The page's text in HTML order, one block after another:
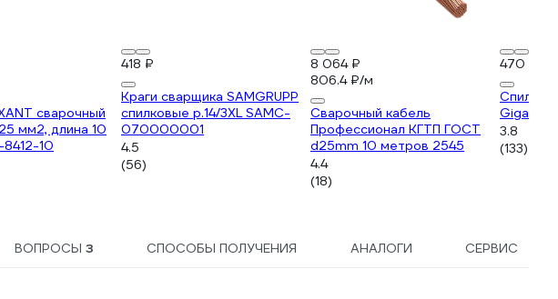
сварочный
мм2, длина 10
10
418 ₽
Краги сварщика SAMGRUPP
спилковые р.14/3XL SAMC-
070000001
4.5
(56)
8 064 ₽
806.4 ₽/м
Сварочный кабель
Профессионал КГТП ГОСТ
d25mm 10 метров 2545
4.4
(18)
470 ₽
Gigant
3.8
(133)
ВОПРОСЫ 3 СПОСОБЫ ПОЛУЧЕНИЯ АНАЛОГИ СЕРВИС